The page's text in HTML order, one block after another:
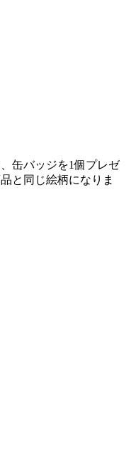
缶バッジを1個プレゼ
と同じ絵柄になりま